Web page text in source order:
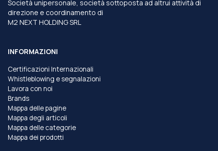
Società unipersonale, società sottoposta ad altrui attività di
direzione e coordinamento di
M2 NEXT HOLDING SRL
INFORMAZIONI
Certificazioni Internazionali
Whistleblowing e segnalazioni
Lavora con noi
Brands
Mappa delle pagine
Mappa degli articoli
Mappa delle categorie
Mappa dei prodotti